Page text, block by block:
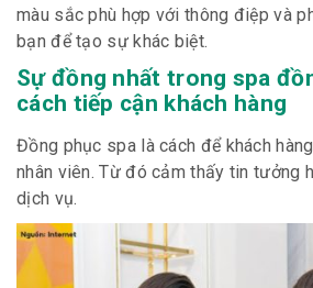
màu sắc phù hợp với thông điệp và
bạn để tạo sự khác biệt.
Sự đồng nhất trong spa
cách tiếp cận khách hàng
Đồng phục spa là cách để khách
nhân viên. Từ đó cảm thấy tin tưởng
dịch vụ.